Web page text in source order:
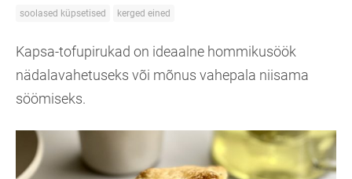
soolased küpsetised kerged eined
Kapsa-tofupirukad on ideaalne hommikusöök
nädalavahetuseks või mõnus vahepala niisama
söömiseks.